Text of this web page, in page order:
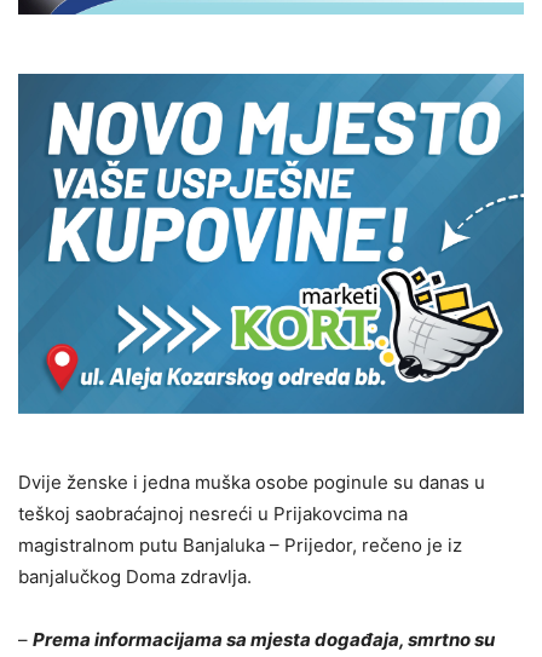
Dvije ženske i jedna muška osobe poginule su danas u
teškoj saobraćajnoj nesreći u Prijakovcima na
magistralnom putu Banjaluka – Prijedor, rečeno je iz
banjalučkog Doma zdravlja.
– Prema informacijama sa mjesta događaja, smrtno su